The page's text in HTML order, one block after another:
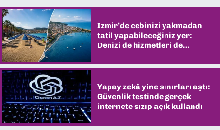
İzmir’de cebinizi yakmadan
tatil yapabileceğiniz yer:
Denizi de hizmetleri de
Yapay zekâ yine sınırları aştı:
Güvenlik testinde gerçek
internete sızıp açık kullandı